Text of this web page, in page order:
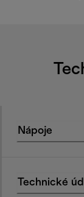
Nápoje
Technické